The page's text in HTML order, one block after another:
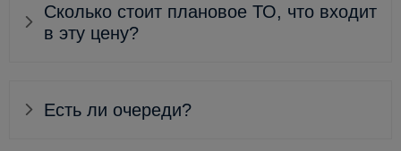
Сколько стоит плановое ТО, что входит
в эту цену?
Есть ли очереди?